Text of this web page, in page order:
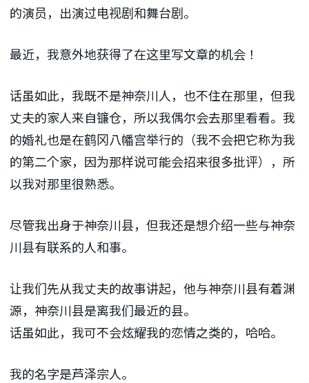
的演员，出演过电视剧和舞台剧。
最近，我意外地获得了在这里写文章的机会！
话虽如此，我既不是神奈川人，也不住在那里，但我
丈夫的家人来自镰仓，所以我偶尔会去那里看看。我
的婚礼也是在鹤冈八幡宫举行的（我不会把它称为我
的第二个家，因为那样说可能会招来很多批评），所
以我对那里很熟悉。
尽管我出身于神奈川县，但我还是想介绍一些与神奈
川县有联系的人和事。
让我们先从我丈夫的故事讲起，他与神奈川县有着渊
源，神奈川县是离我们最近的县。
话虽如此，我可不会炫耀我的恋情之类的，哈哈。
我的名字是芦泽宗人。